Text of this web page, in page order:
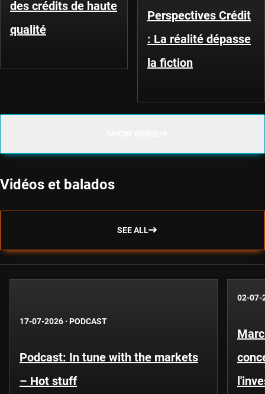
des crédits de haute
qualité
Perspectives Crédit
: La réalité dépasse
la fiction
Vidéos et balados
SEE ALL
17-07-2026 · PODCAST
Podcast: In tune with the markets
– Hot stuff
02-07-